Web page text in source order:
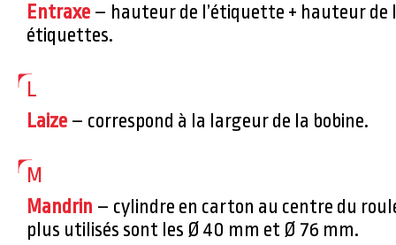
Entraxe – hauteur de l’étiquette + hauteur de
étiquettes.
L
Laize – correspond à la largeur de la bobine.
M
Mandrin – cylindre en carton au centre du
plus utilisés sont les Ø 40 mm et Ø 76 mm.